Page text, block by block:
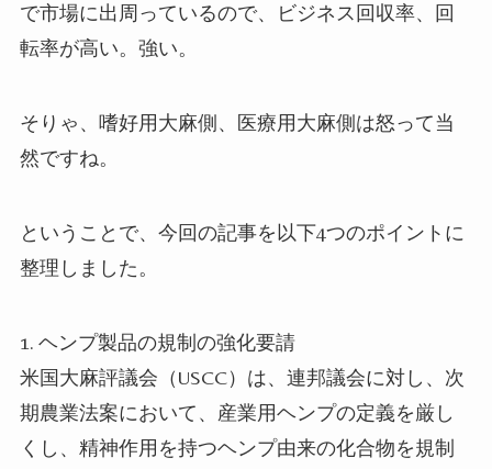
で市場に出周っているので、ビジネス回収率、回
転率が高い。強い。
そりゃ、嗜好用大麻側、医療用大麻側は怒って当
然ですね。
ということで、今回の記事を以下4つのポイントに
整理しました。
1. ヘンプ製品の規制の強化要請
米国大麻評議会（USCC）は、連邦議会に対し、次
期農業法案において、産業用ヘンプの定義を厳し
くし、精神作用を持つヘンプ由来の化合物を規制